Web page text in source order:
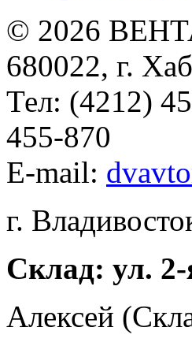
© 2026
680022, г.
Тел: (4212)
455-870
E-mail:
г.
Склад: ул.
Алексей